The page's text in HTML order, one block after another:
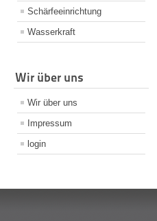
Schärfeeinrichtung
Wasserkraft
Wir über uns
Wir über uns
Impressum
login